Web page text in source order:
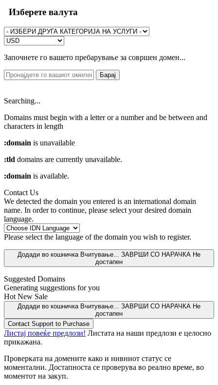
Изберете валута
Започнете го вашето пребарување за совршен домен...
Барај
Searching...
Domains must begin with a letter or a numberand be between and
characters in length
:domain is unavailable
:tld domains are currently unavailable.
:domain is available.
Contact Us
We detected the domain you entered is an international domain
name. In order to continue, please select your desired domain
language.
Please select the language of the domain you wish to register.
Додади во кошничка Вчитување... ЗАВРШИ СО НАРАЧКА Не
достапен
Suggested Domains
Generating suggestions for you
Hot New Sale
Додади во кошничка Вчитување... ЗАВРШИ СО НАРАЧКА Не
достапен
Contact Support to Purchase
Листај повеќе предлози! Листата на наши предлози е целосно
прикажана.
Проверката на домените како и нивниот статус се
моментални. Достапноста се проверува во реално време, во
моментот на закуп.